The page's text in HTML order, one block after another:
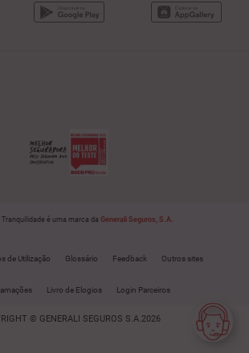
Tranquilidade é uma marca da Generali Seguros, S.A.
de Utilização Glossário Feedback Outros sites
Livro de Elogios Login Parceiros
© GENERALI SEGUROS S.A.2026